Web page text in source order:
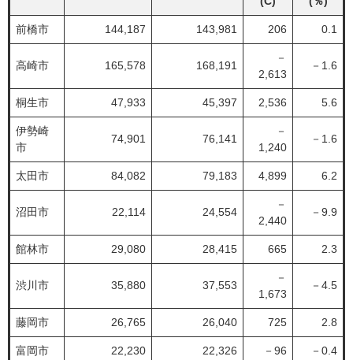
前橋市 144,187 143,981 206 0.1
高崎市 165,578 168,191
－
2,613
－1.6
桐生市 47,933 45,397 2,536 5.6
伊勢崎
市
74,901 76,141
－
1,240
－1.6
太田市 84,082 79,183 4,899 6.2
沼田市 22,114 24,554
－
2,440
－9.9
館林市 29,080 28,415 665 2.3
渋川市 35,880 37,553
－
1,673
－4.5
藤岡市 26,765 26,040 725 2.8
富岡市 22,230 22,326 －96 －0.4